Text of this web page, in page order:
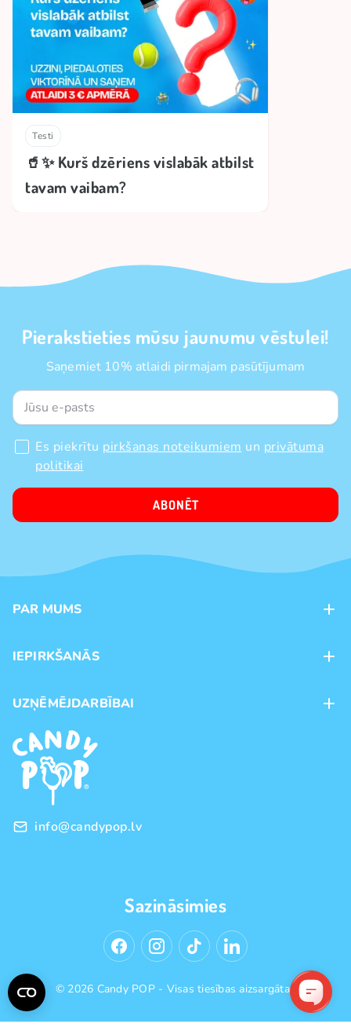
Testi
🥤✨ Kurš dzēriens vislabāk atbilst
tavam vaibam?
Pierakstieties mūsu jaunumu vēstulei!
Saņemiet 10% atlaidi pirmajam pasūtījumam
Es piekrītu pirkšanas noteikumiem un privātuma
politikai
ABONĒT
PAR MUMS
Veikali
Preču zīmoli
IEPIRKŠANĀS
Piegāde
Pirkšanas noteikumi
Privātuma politika
UZŅĒMĒJDARBĪBAI
Franšīze
Vairumtirdzniecība
info@candypop.lv
Sazināsimies
© 2026 Candy POP - Visas tiesības aizsargātas